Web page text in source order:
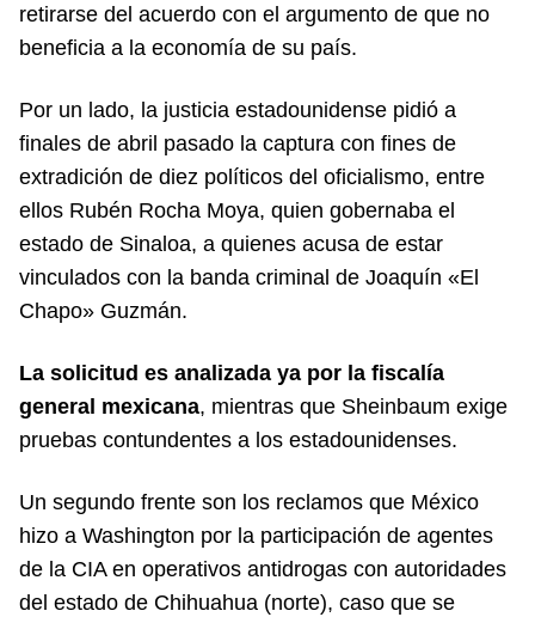
retirarse del acuerdo con el argumento de que no
beneficia a la economía de su país.
Por un lado, la justicia estadounidense pidió a
finales de abril pasado la captura con fines de
extradición de diez políticos del oficialismo, entre
ellos Rubén Rocha Moya, quien gobernaba el
estado de Sinaloa, a quienes acusa de estar
vinculados con la banda criminal de Joaquín «El
Chapo» Guzmán.
La solicitud es analizada ya por la fiscalía
general mexicana, mientras que Sheinbaum exige
pruebas contundentes a los estadounidenses.
Un segundo frente son los reclamos que México
hizo a Washington por la participación de agentes
de la CIA en operativos antidrogas con autoridades
del estado de Chihuahua (norte), caso que se